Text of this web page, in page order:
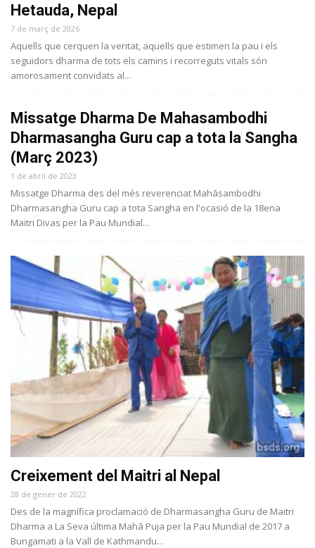
Hetauda, Nepal
7 de març de 2026
Aquells que cerquen la veritat, aquells que estimen la pau i els
seguidors dharma de tots els camins i recorreguts vitals són
amorosament convidats al...
Missatge Dharma De Mahasambodhi
Dharmasangha Guru cap a tota la Sangha
(Març 2023)
1 de abril de 2023
Missatge Dharma des del més reverenciat Mahāsambodhi
Dharmasangha Guru cap a tota Sangha en l'ocasió de la 18ena
Maitri Divas per la Pau Mundial...
Creixement del Maitri al Nepal
28 de gener de 2022
Des de la magnífica proclamació de Dharmasangha Guru de Maitri
Dharma a La Seva última Mahā Puja per la Pau Mundial de 2017 a
Bungamati a la Vall de Kathmandu...